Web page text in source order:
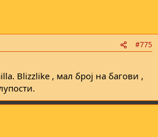
#775
Blizzlike , мал број на багови ,